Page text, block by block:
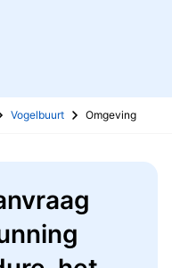
Vogelbuurt Omgeving